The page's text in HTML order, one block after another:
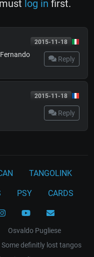
log in first.
2015-11-18
Reply
2015-11-18
Reply
TANGOLINK
PSY CARDS
Osvaldo Pugliese
Some definitly lost tangos